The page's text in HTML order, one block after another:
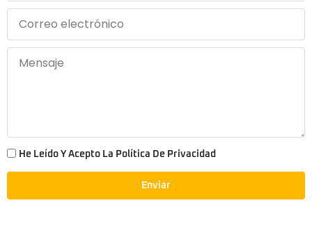
He Leído Y Acepto La Política De Privacidad
Enviar